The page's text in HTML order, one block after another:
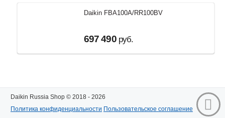
Daikin FBA100A/RR100BV
697 490 руб.
Daikin Russia Shop © 2018 - 2026
Политика конфиденциальности Пользовательское соглашение